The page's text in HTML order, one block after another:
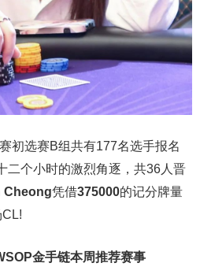
初选赛B组共有177名选手报名
二个小时的激烈角逐，共36人晋
Cheong凭借375000的记分牌量
金手链本周推荐赛事